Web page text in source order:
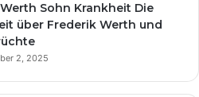
Sohn Krankheit Die
über Frederik Werth und
2, 2025